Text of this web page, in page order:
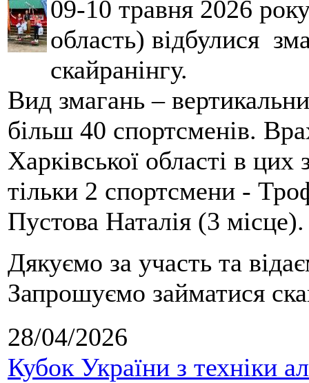
09-10 травня 2026
область) відбулися
скайранінгу.
Вид змагань –
більш 40 спортсменів.
Харківської області в
тільки 2 спортсмени -
Пустова Наталія (3 місце).
Дякуємо за участь та
Запрошуємо займатися
28/04/2026
Кубок України з техніки